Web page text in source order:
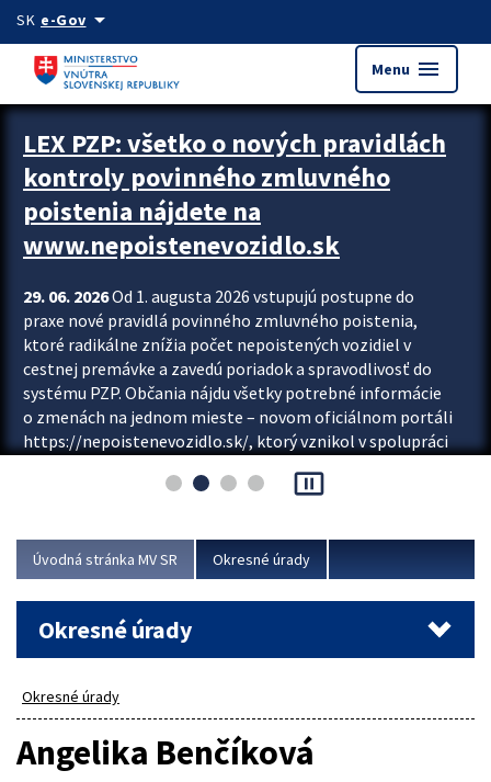
Preskocit na hlavný obsah
SK e-Govarrow_drop_down
Menu menu
Zastavit automatický posun upútavok
LEX PZP: všetko o nových pravidlách
kontroly povinného zmluvného
poistenia nájdete na
www.nepoistenevozidlo.sk
29. 06. 2026Od 1. augusta 2026 vstupujú postupne do
praxe nové pravidlá povinného zmluvného poistenia,
ktoré radikálne znížia počet nepoistených vozidiel v
cestnej premávke a zavedú poriadok a spravodlivosť do
systému PZP. Občania nájdu všetky potrebné informácie
o zmenách na jednom mieste – novom oficiálnom portáli
https://nepoistenevozidlo.sk/, ktorý vznikol v spolupráci
asociácie poisťovní (SLASPO) a Ministerstva vnútra SR.
Viac
pause_presentation
Úvodná stránka MV SR Okresné úrady
Okresné úrady
Okresné úrady
Angelika Benčíková